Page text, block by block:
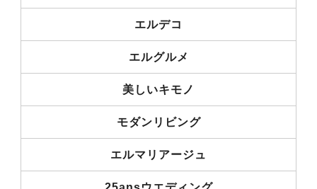
エルデコ
エルグルメ
美しいキモノ
モダンリビング
エルマリアージュ